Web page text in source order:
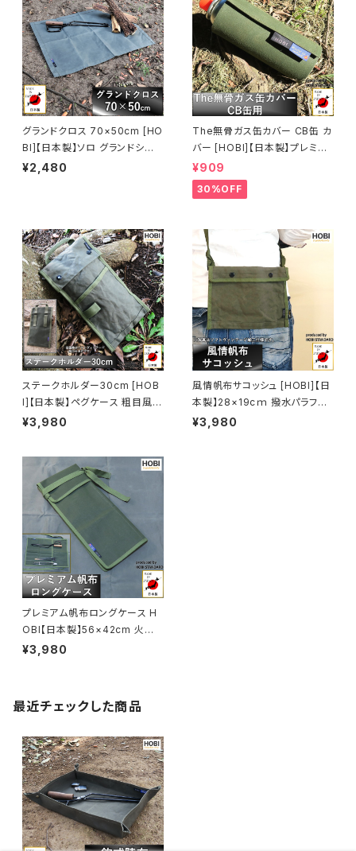
グランドクロス 70×50cm [HO
BI]【日本製】ソロ グランドシート
極軽上質帆布 撥水パラフィン加
ャー 車載マット 工作 工具 園芸
軍幕 ブラックオリーブ [MADE I
N JAPAN]
¥2,480
The無骨ガス缶カバー CB缶 カ
バー [HOBI]【日本製】プレミア
ム帆布ナロー [無骨でタフ] キャ
ンプ ホビ オリーブドラブ [MAD
E IN JAPAN]
¥909
30%OFF
ステークホルダー30cm [HOB
I]【日本製】ペグケース 粗目風情
仕上げ帆布 撥水パラフィン加工
傘 アウトドア キャンプ レジャー
ホビ [MADE IN JAPAN]
¥3,980
風情帆布サコッシュ [HOBI]【日
本製】28×19cｍ 撥水パラフィ
ン加工 [無骨でタフ] ショルダー
¥3,980
プレミアム帆布ロングケース H
OBI【日本製】56×42cm 火ば
さみ トング ペグケース 強力防
[アウトレット品] [MADE IN JA
¥3,980
最近チェックした商品